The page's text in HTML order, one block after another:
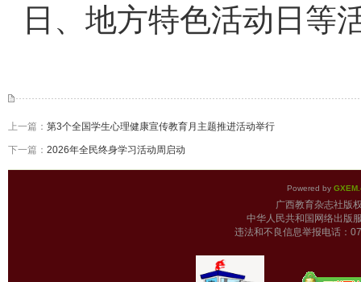
日、地方特色活动日等
上一篇： 第3个全国学生心理健康宣传教育月主题推进活动举行
下一篇： 2026年全民终身学习活动周启动
Powered by
广西教育杂志
中华人民共和国网络出版
违法和不良信息举报电话：